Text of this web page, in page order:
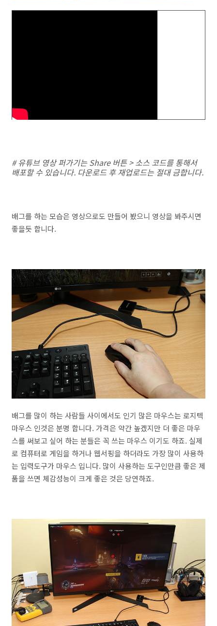
# 유튜브 영상 퍼가기는 Share 버튼 > 소스 코드를 통해서
배포할 수 있습니다. 다운로드 후 재업로드는 절대 금합니다.
배그를 하는 모습은 영상으로도 만들어 봤으니 영상을 봐주시면
좋을듯 합니다.
배그를 많이 하는 사람들 사이에서도 인기 많은 마우스는 로지텍
마우스 인것은 분명 합니다. 가격은 약간 높겠지만 더 좋은 마우
스를 써보고 싶어 하는 분들은 꼭 쓰는 마우스 이기도 하죠. 실제
로 컴퓨터로 게임을 하거나 웹서핑을 하더라도 가장 많이 사용하
는 입력도구가 마우스 입니다. 많이 사용하는 도구인만큼 좋은 제
품을 쓰면 체감성능이 크게 좋은 것은 당연하죠.